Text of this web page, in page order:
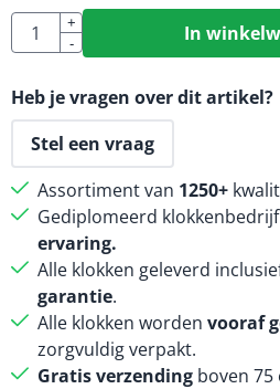
Aantal
+
-
In
Heb je vragen over dit artikel?
Stel een vraag
Assortiment van 1250+
Gediplomeerd
ervaring.
Alle klokken geleverd
garantie.
Alle klokken worden vooraf
zorgvuldig verpakt.
Gratis verzending boven 75